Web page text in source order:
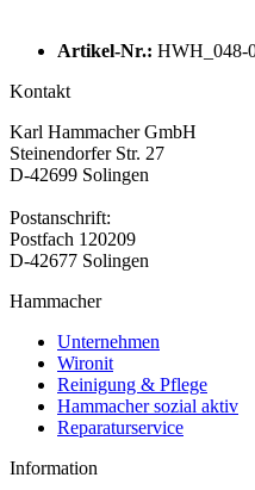
Artikel-Nr.: HWH_048-
Kontakt
Karl Hammacher GmbH
Steinendorfer Str. 27
D-42699 Solingen
Postanschrift:
Postfach 120209
D-42677 Solingen
Hammacher
Unternehmen
Wironit
Reinigung & Pflege
Hammacher sozial aktiv
Reparaturservice
Information